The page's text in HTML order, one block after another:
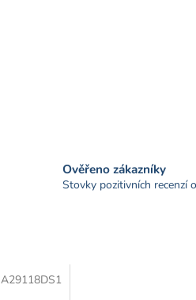
Ověřeno zákazníky
Stovky pozitivních recenzí
A29118DS1